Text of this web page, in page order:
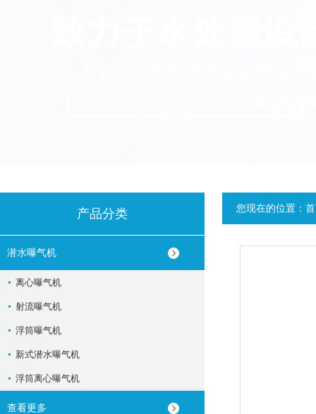
产品分类
潜水曝气机
离心曝气机
射流曝气机
浮筒曝气机
新式潜水曝气机
浮筒离心曝气机
查看更多
您现在的位置：